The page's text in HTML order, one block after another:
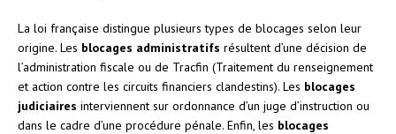
La loi française distingue plusieurs types de blocages selon leur
origine. Les blocages administratifs résultent d’une décision de
l’administration fiscale ou de Tracfin (Traitement du renseignement
et action contre les circuits financiers clandestins). Les blocages
judiciaires interviennent sur ordonnance d’un juge d’instruction ou
dans le cadre d’une procédure pénale. Enfin, les blocages